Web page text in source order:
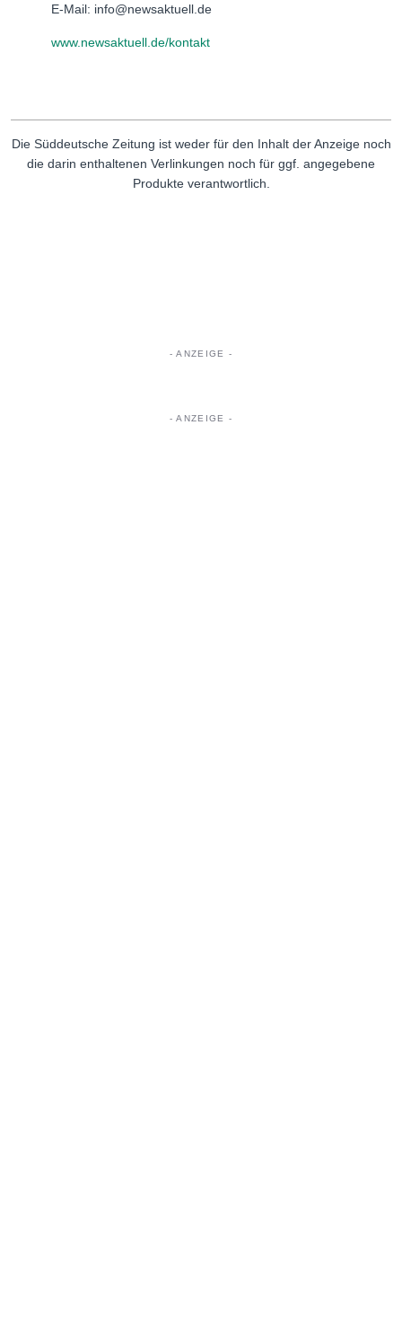
E-Mail: info@newsaktuell.de
www.newsaktuell.de/kontakt
Die Süddeutsche Zeitung ist weder für den Inhalt der Anzeige noch
die darin enthaltenen Verlinkungen noch für ggf. angegebene
Produkte verantwortlich.